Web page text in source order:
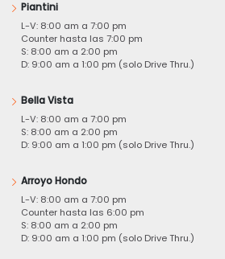
Piantini
L-V: 8:00 am a 7:00 pm
Counter hasta las 7:00 pm
S: 8:00 am a 2:00 pm
D: 9:00 am a 1:00 pm (solo Drive Thru.)
Bella Vista
L-V: 8:00 am a 7:00 pm
S: 8:00 am a 2:00 pm
D: 9:00 am a 1:00 pm (solo Drive Thru.)
Arroyo Hondo
L-V: 8:00 am a 7:00 pm
Counter hasta las 6:00 pm
S: 8:00 am a 2:00 pm
D: 9:00 am a 1:00 pm (solo Drive Thru.)